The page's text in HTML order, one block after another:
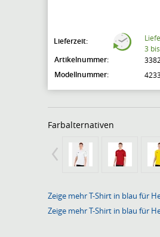
Lieferzeit:
3
Artikelnummer:
Modellnummer:
Farbalternativen
Zeige mehr T-Shirt in blau für
Zeige mehr T-Shirt in blau für